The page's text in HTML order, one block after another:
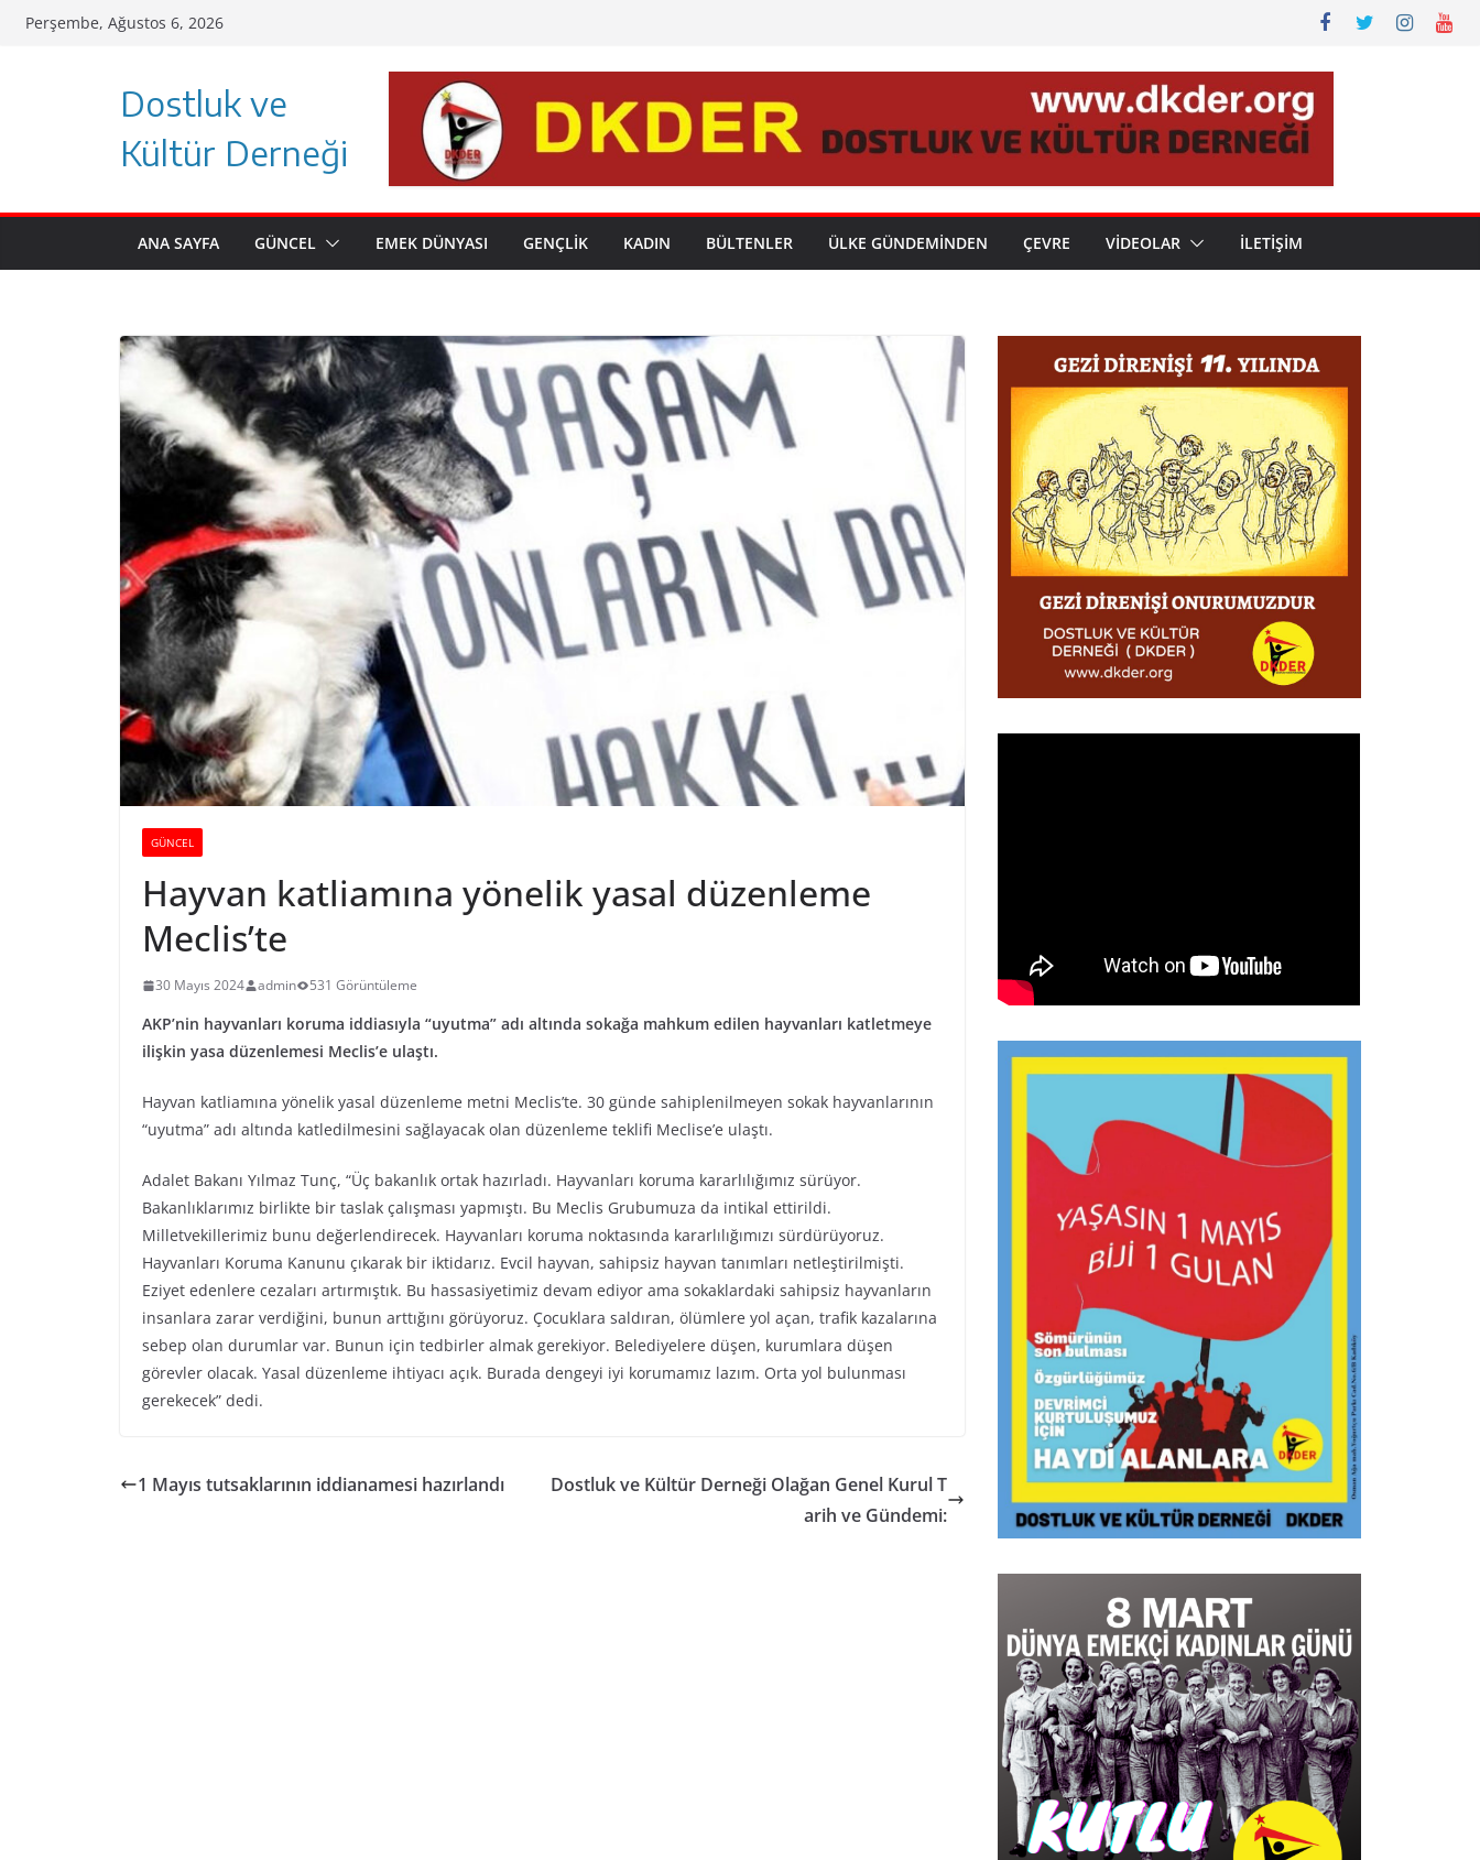
SkipPerşembe, Ağustos 6, 2026
Dostluk ve
Kültür Derneği
ANA SAYFA GÜNCEL EMEK DÜNYASI GENÇLİK KADIN BÜLTENLER ÜLKE GÜNDEMİNDEN ÇEVRE VİDEOLAR İLETİŞİM
GÜNCEL
Hayvan katliamına yönelik yasal düzenleme
Meclis’te
30 Mayıs 2024 admin 531 Görüntüleme
AKP’nin hayvanları koruma iddiasıyla “uyutma” adı altında sokağa mahkum edilen hayvanları katletmeye
ilişkin yasa düzenlemesi Meclis’e ulaştı.
Hayvan katliamına yönelik yasal düzenleme metni Meclis’te. 30 günde sahiplenilmeyen sokak hayvanlarının
“uyutma” adı altında katledilmesini sağlayacak olan düzenleme teklifi Meclise’e ulaştı.
Adalet Bakanı Yılmaz Tunç, “Üç bakanlık ortak hazırladı. Hayvanları koruma kararlılığımız sürüyor.
Bakanlıklarımız birlikte bir taslak çalışması yapmıştı. Bu Meclis Grubumuza da intikal ettirildi.
Milletvekillerimiz bunu değerlendirecek. Hayvanları koruma noktasında kararlılığımızı sürdürüyoruz.
Hayvanları Koruma Kanunu çıkarak bir iktidarız. Evcil hayvan, sahipsiz hayvan tanımları netleştirilmişti.
Eziyet edenlere cezaları artırmıştık. Bu hassasiyetimiz devam ediyor ama sokaklardaki sahipsiz hayvanların
insanlara zarar verdiğini, bunun arttığını görüyoruz. Çocuklara saldıran, ölümlere yol açan, trafik kazalarına
sebep olan durumlar var. Bunun için tedbirler almak gerekiyor. Belediyelere düşen, kurumlara düşen
görevler olacak. Yasal düzenleme ihtiyacı açık. Burada dengeyi iyi korumamız lazım. Orta yol bulunması
gerekecek” dedi.
1 Mayıs tutsaklarının iddianamesi hazırlandı
Dostluk ve Kültür Derneği Olağan Genel Kurul T
arih ve Gündemi: